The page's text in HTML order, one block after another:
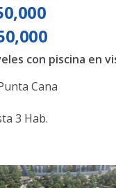
con piscina en
Cana
3 Hab.